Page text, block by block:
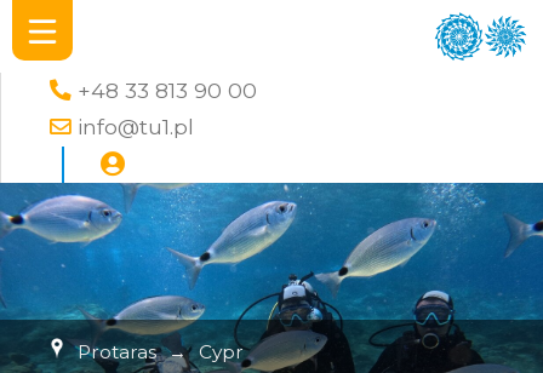
+48 33 813 90 00
info@tu1.pl
Protaras → Cypr